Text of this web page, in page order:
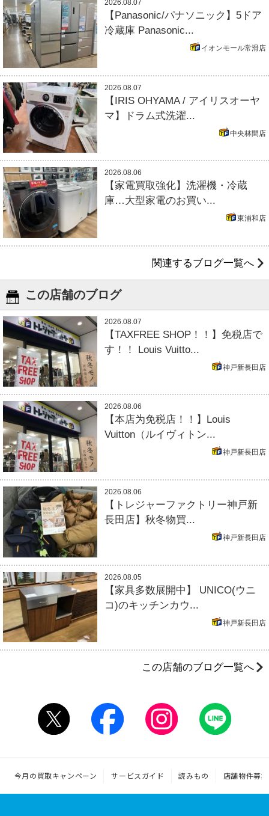
2026.08.07
【Panasonic/パナソニック】5ドア
冷蔵庫 Panasonic...
イオンモール常滑店
2026.08.07
【IRIS OHYAMA / アイリスオーヤ
マ】ドラム式洗濯...
中央林間店
2026.08.06
【家電買取強化】洗濯機・冷蔵
庫…大型家電のお買い...
東浦和店
関連するブログ一覧へ
この店舗のブログ
2026.08.07
【TAXFREE SHOP！！】免税店で
す！！ Louis Vuitto...
神戸新長田店
2026.08.06
【本店为免税店！！】Louis
Vuitton（ルイヴィトン...
神戸新長田店
2026.08.06
【トレジャーファクトリー神戸新
長田店】秋冬物買...
神戸新長田店
2026.08.05
【家具多数展開中】 UNICO(ウニ
コ)のキッチンカウ...
神戸新長田店
この店舗のブログ一覧へ
今月の買取キャンペーン サービスガイド 読みもの 店舗物件募集